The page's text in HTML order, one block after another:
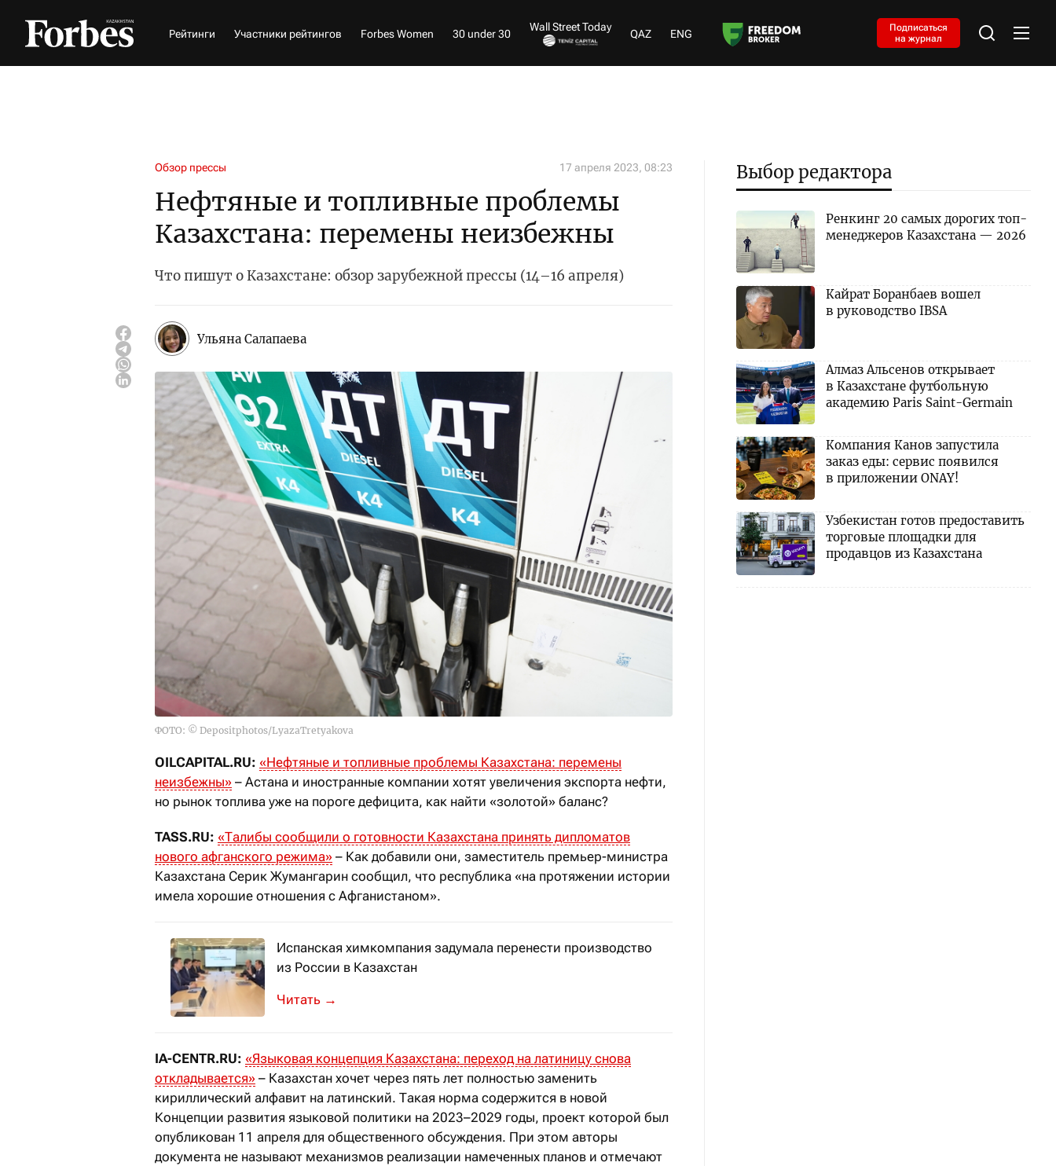
Рейтинги Участники рейтингов Forbes Women 30 under 30
Wall Street Today
QAZ ENG
Подписаться
на журнал
Обзор прессы 17 апреля 2023, 08:23
Нефтяные и топливные проблемы
Казахстана: перемены неизбежны
Что пишут о Казахстане: обзор зарубежной прессы (14–16 апреля)
Ульяна Салапаева
ФОТО: © Depositphotos/LyazaTretyakova
OILCAPITAL.RU: «Нефтяные и топливные проблемы Казахстана: перемены
неизбежны» – Астана и иностранные компании хотят увеличения экспорта нефти,
но рынок топлива уже на пороге дефицита, как найти «золотой» баланс?
TASS.RU: «Талибы сообщили о готовности Казахстана принять дипломатов
нового афганского режима» – Как добавили они, заместитель премьер-министра
Казахстана Серик Жумангарин сообщил, что республика «на протяжении истории
имела хорошие отношения с Афганистаном».
Испанская химкомпания задумала перенести производство
из России в Казахстан
Сумма инвестиций оценивается более чем в $15 млн
→
IA-CENTR.RU: «Языковая концепция Казахстана: переход на латиницу снова
откладывается» – Казахстан хочет через пять лет полностью заменить
кириллический алфавит на латинский. Такая норма содержится в новой
Концепции развития языковой политики на 2023–2029 годы, проект которой был
опубликован 11 апреля для общественного обсуждения. При этом авторы
документа не называют механизмов реализации намеченных планов и отмечают
Выбор редактора
Ренкинг 20 самых дорогих топ-
менеджеров Казахстана — 2026
Кайрат Боранбаев вошел
в руководство IBSA
Алмаз Альсенов открывает
в Казахстане футбольную
академию Paris Saint-Germain
Компания Канов запустила
заказ еды: сервис появился
в приложении ONAY!
Узбекистан готов предоставить
торговые площадки для
продавцов из Казахстана